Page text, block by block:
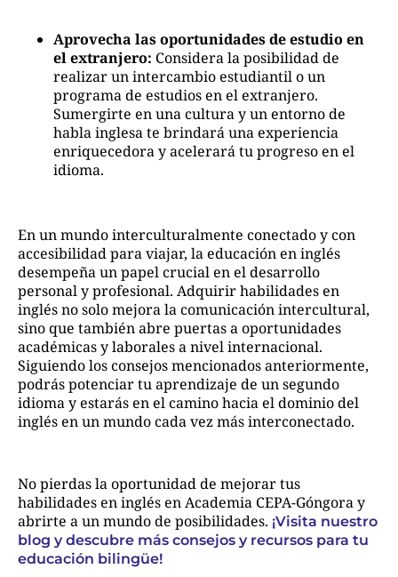
Aprovecha las oportunidades de estudio en
el extranjero: Considera la posibilidad de
realizar un intercambio estudiantil o un
programa de estudios en el extranjero.
Sumergirte en una cultura y un entorno de
habla inglesa te brindará una experiencia
enriquecedora y acelerará tu progreso en el
idioma.
En un mundo interculturalmente conectado y con
accesibilidad para viajar, la educación en inglés
desempeña un papel crucial en el desarrollo
personal y profesional. Adquirir habilidades en
inglés no solo mejora la comunicación intercultural,
sino que también abre puertas a oportunidades
académicas y laborales a nivel internacional.
Siguiendo los consejos mencionados anteriormente,
podrás potenciar tu aprendizaje de un segundo
idioma y estarás en el camino hacia el dominio del
inglés en un mundo cada vez más interconectado.
No pierdas la oportunidad de mejorar tus
habilidades en inglés en Academia CEPA-Góngora y
abrirte a un mundo de posibilidades. ¡Visita nuestro
blog y descubre más consejos y recursos para tu
educación bilingüe!